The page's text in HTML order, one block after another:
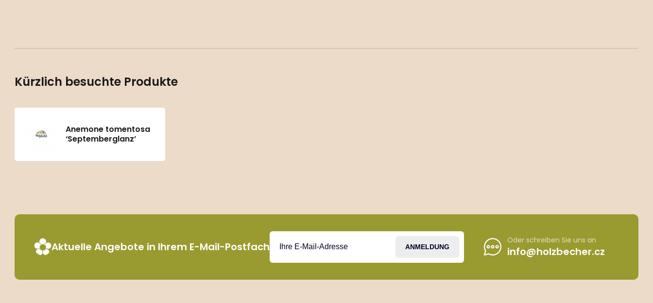
Kürzlich besuchte Produkte
Anemone tomentosa
‘Septemberglanz’
Aktuelle Angebote in Ihrem E-Mail-Postfach ANMELDUNG
Oder schreiben Sie uns an
info@holzbecher.cz